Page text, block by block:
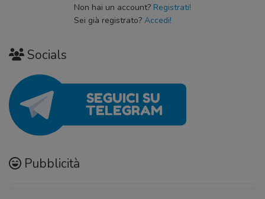
Non hai un account? Registrati!
Sei già registrato? Accedi!
Socials
Pubblicità